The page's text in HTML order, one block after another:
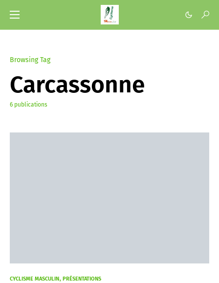
Browsing Tag
Carcassonne
6 publications
CYCLISME MASCULIN PRÉSENTATIONS